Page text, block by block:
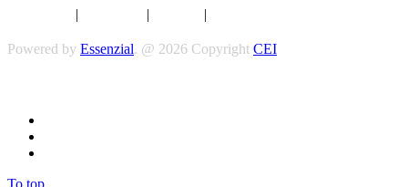
| | |
Powered by Essenzial. @ 2026 Copyright CEI
To top